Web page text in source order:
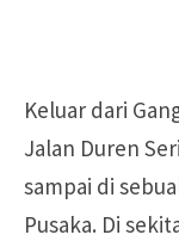
Keluar dari
Jalan Duren
sampai di
Pusaka. Di